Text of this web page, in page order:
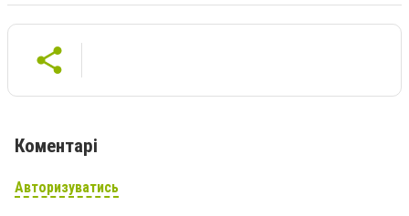
Коментарі
Авторизуватись